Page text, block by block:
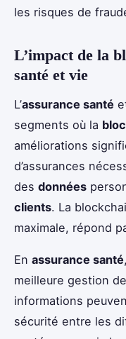
les risques de
L’impact de la
santé et vie
L’assurance santé
segments où la
améliorations
d’assurances
des données
clients. La
maximale, répond
En assurance santé
meilleure gestion
informations
sécurité entre les